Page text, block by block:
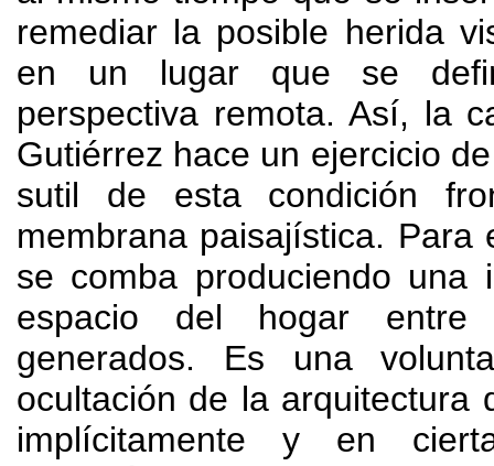
remediar la posible herida
en un lugar que se
perspectiva remota. Así, la
Gutiérrez hace un ejercicio
sutil de esta condición
membrana paisajística. Para
se comba produciendo una
espacio del hogar entre
generados. Es una
ocultación de la arquitectura
implícitamente y en